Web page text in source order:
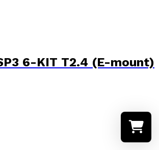
6-KIT T2.4 (E-mount)